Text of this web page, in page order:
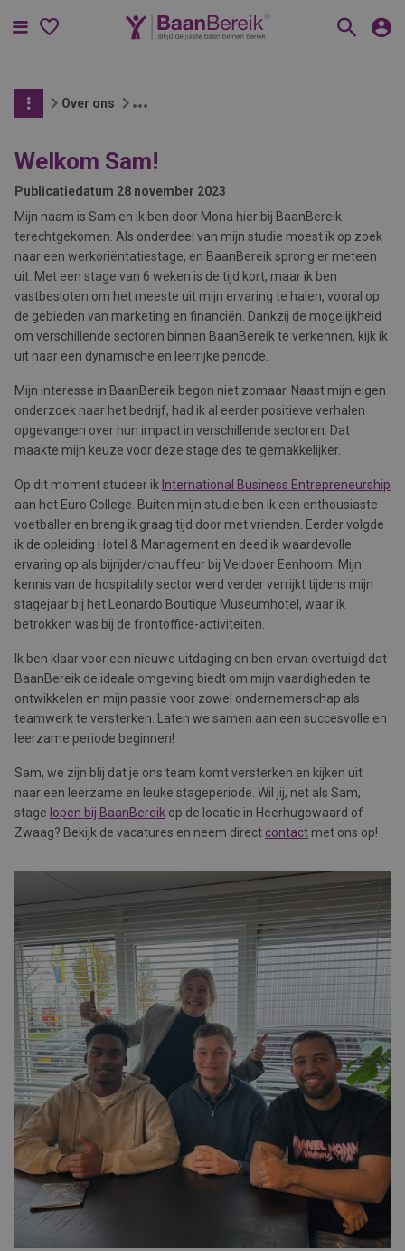
Menu
Over ons
Welkom Sam!
Publicatiedatum 28 november 2023
Mijn naam is Sam en ik ben door Mona hier bij BaanBereik
terechtgekomen. Als onderdeel van mijn studie moest ik op zoek
naar een werkoriëntatiestage, en BaanBereik sprong er meteen
uit. Met een stage van 6 weken is de tijd kort, maar ik ben
vastbesloten om het meeste uit mijn ervaring te halen, vooral op
de gebieden van marketing en financiën. Dankzij de mogelijkheid
om verschillende sectoren binnen BaanBereik te verkennen, kijk ik
uit naar een dynamische en leerrijke periode.
Mijn interesse in BaanBereik begon niet zomaar. Naast mijn eigen
onderzoek naar het bedrijf, had ik al eerder positieve verhalen
opgevangen over hun impact in verschillende sectoren. Dat
maakte mijn keuze voor deze stage des te gemakkelijker.
Op dit moment studeer ik International Business Entrepreneurship
aan het Euro College. Buiten mijn studie ben ik een enthousiaste
voetballer en breng ik graag tijd door met vrienden. Eerder volgde
ik de opleiding Hotel & Management en deed ik waardevolle
ervaring op als bijrijder/chauffeur bij Veldboer Eenhoorn. Mijn
kennis van de hospitality sector werd verder verrijkt tijdens mijn
stagejaar bij het Leonardo Boutique Museumhotel, waar ik
betrokken was bij de frontoffice-activiteiten.
Ik ben klaar voor een nieuwe uitdaging en ben ervan overtuigd dat
BaanBereik de ideale omgeving biedt om mijn vaardigheden te
ontwikkelen en mijn passie voor zowel ondernemerschap als
teamwerk te versterken. Laten we samen aan een succesvolle en
leerzame periode beginnen!
Sam, we zijn blij dat je ons team komt versterken en kijken uit
naar een leerzame en leuke stageperiode. Wil jij, net als Sam,
stage lopen bij BaanBereik op de locatie in Heerhugowaard of
Zwaag? Bekijk de vacatures en neem direct contact met ons op!